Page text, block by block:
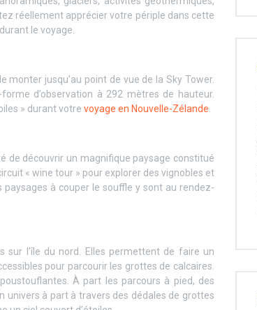
réellement apprécier votre périple dans cette
le voyage.
monter jusqu’au point de vue de la Sky Tower.
d’observation à 292 mètres de hauteur.
» durant votre voyage en Nouvelle-Zélande
de découvrir un magnifique paysage constitué
« wine tour » pour explorer des vignobles et
paysages à couper le souffle y sont au rendez-
sur l’île du nord. Elles permettent de faire un
pour parcourir les grottes de calcaires.
À part les parcours à pied, des
univers à part à travers des dédales de grottes